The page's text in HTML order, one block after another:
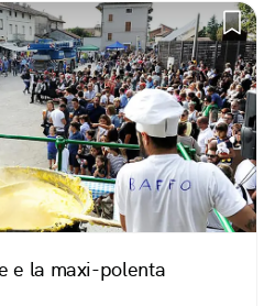
e la maxi-polenta